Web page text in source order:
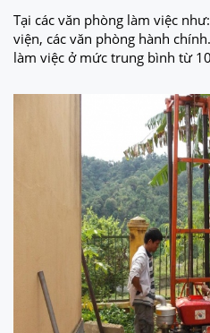
Tại các văn phòng làm việc
viện, các văn phòng hành
làm việc ở mức trung bình từ